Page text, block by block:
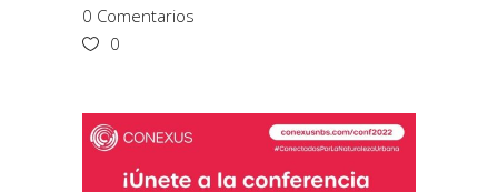
0 Comentarios
0